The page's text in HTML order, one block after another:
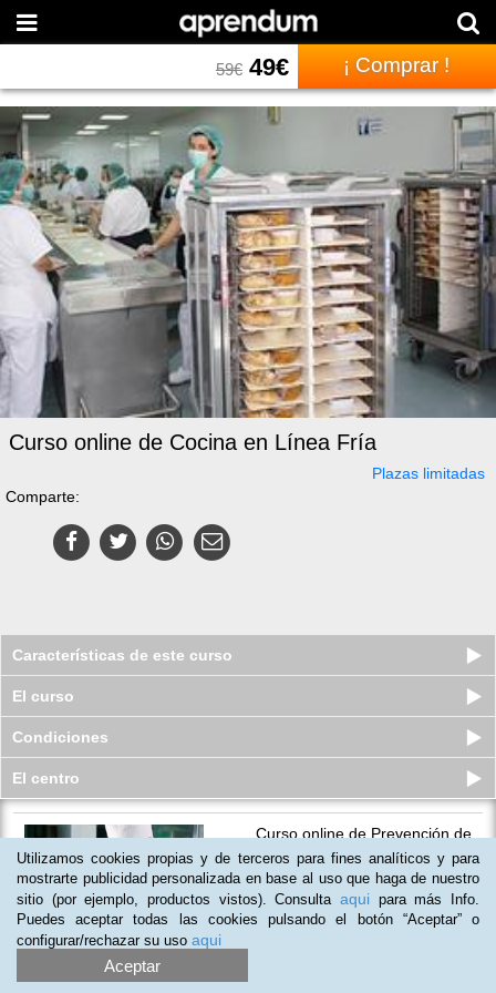
59€49€ ¡ Comprar !
Curso online de Cocina en Línea Fría
Plazas limitadas
Comparte:
Características de este curso
El curso
Condiciones
El centro
Curso online de Prevención de
Riesgos Personales y en el Traba...
Plazas limitadas
€ 29€
Utilizamos cookies propias y de terceros para fines analíticos y para
mostrarte publicidad personalizada en base al uso que haga de nuestro
sitio (por ejemplo, productos vistos). Consulta aqui para más Info.
Puedes aceptar todas las cookies pulsando el botón “Aceptar” o
configurar/rechazar su uso aqui
Aceptar